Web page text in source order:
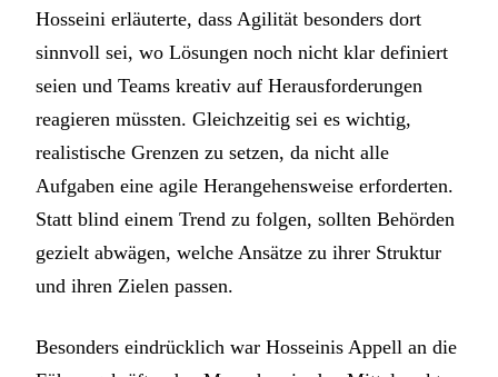
Hosseini erläuterte, dass Agilität besonders dort
sinnvoll sei, wo Lösungen noch nicht klar definiert
seien und Teams kreativ auf Herausforderungen
reagieren müssten. Gleichzeitig sei es wichtig,
realistische Grenzen zu setzen, da nicht alle
Aufgaben eine agile Herangehensweise erforderten.
Statt blind einem Trend zu folgen, sollten Behörden
gezielt abwägen, welche Ansätze zu ihrer Struktur
und ihren Zielen passen.
Besonders eindrücklich war Hosseinis Appell an die